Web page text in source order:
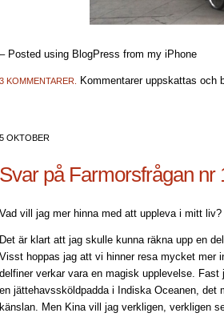
– Posted using BlogPress from my iPhone
3 KOMMENTARER. Kommentarer uppskattas och
5 OKTOBER
Svar på Farmorsfrågan nr
Vad vill jag mer hinna med att uppleva i mitt liv?
Det är klart att jag skulle kunna räkna upp en
Visst hoppas jag att vi hinner resa mycket mer
delfiner verkar vara en magisk upplevelse.
en jättehavssköldpadda i Indiska Oceanen, det
känslan. Men Kina vill jag verkligen, verkligen